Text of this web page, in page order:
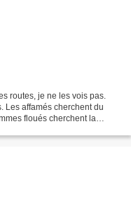
routes, je ne les vois pas.
Les affamés cherchent du
floués cherchent la